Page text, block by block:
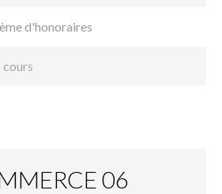
d'honoraires
cours
06